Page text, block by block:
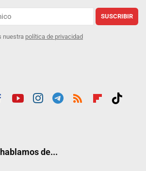
SUSCRIBIR
nuestra política de privacidad
de...